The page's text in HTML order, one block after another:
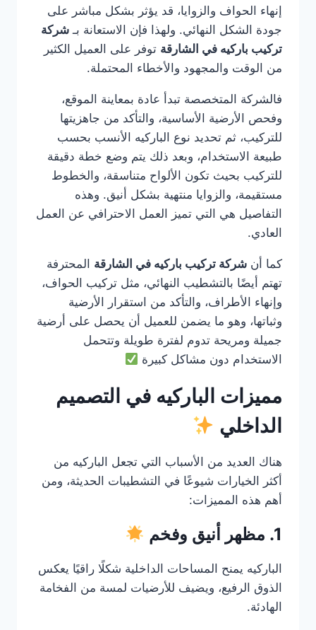
إنهاء الحواف والزوايا، قد يؤثر بشكل مباشر على
جودة الشكل النهائي. ولهذا فإن الاستعانة بـ شركة
تركيب باركيه في الشارقة توفر على العميل الكثير
من الوقت والمجهود والأخطاء المحتملة.
فالشركة المتخصصة تبدأ عادة بمعاينة الموقع،
وفحص الأرضية الأساسية، والتأكد من جاهزيتها
للتركيب، ثم تحديد نوع الباركيه الأنسب بحسب
طبيعة الاستخدام، وبعد ذلك يتم وضع خطة دقيقة
للتركيب بحيث تكون الألواح متناسقة، والخطوط
مستقيمة، والزوايا منتهية بشكل أنيق. وهذه
التفاصيل هي التي تميز العمل الاحترافي عن العمل
العادي.
كما أن شركة تركيب باركيه في الشارقة المحترفة
تهتم أيضًا بالتشطيب النهائي، مثل تركيب الحواف،
وإنهاء الأطراف، والتأكد من استقرار الأرضية
وثباتها، وهو ما يضمن للعميل أن يحصل على أرضية
جميلة ومريحة تدوم لفترة طويلة وتتحمل
الاستخدام دون مشاكل كبيرة
مميزات الباركيه في التصميم
الداخلي
هناك العديد من الأسباب التي تجعل الباركيه من
أكثر الخيارات شيوعًا في التشطيبات الحديثة، ومن
أهم هذه المميزات:
1. مظهر أنيق وفخم
الباركيه يمنح المساحات الداخلية شكلًا راقيًا يعكس
الذوق الرفيع، ويضيف للأرضيات لمسة من الفخامة
الهادئة.